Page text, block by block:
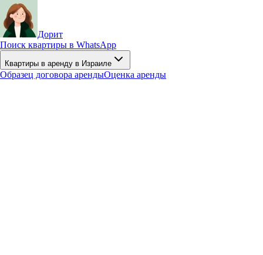
Дорит
Поиск квартиры в WhatsApp
Квартиры в аренду в Израиле
Образец договора арендыОценка аренды